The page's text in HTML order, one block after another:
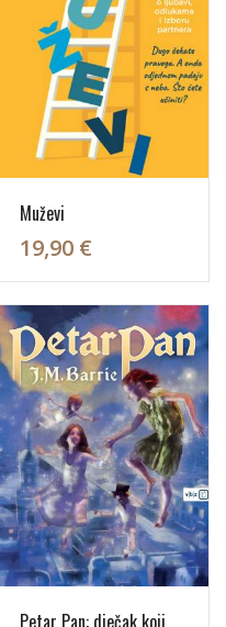
Muževi
19,90 €
Petar Pan: dječak koji